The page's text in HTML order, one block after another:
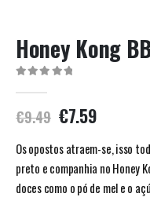
Honey Kong
€9.49 €7.59
Os opostos atraem-se, isso
preto e companhia no Honey
doces como o pó de mel e o